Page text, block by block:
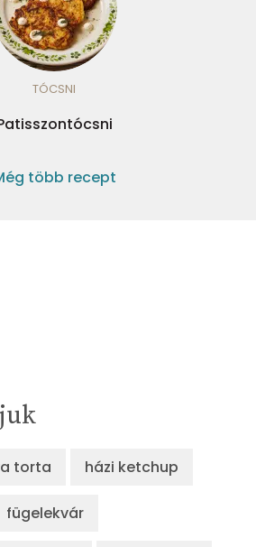
TÓCSNI
több recept
torta házi ketchup
fügelekvár